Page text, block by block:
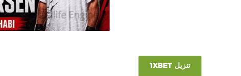
تنزيل 1XBET